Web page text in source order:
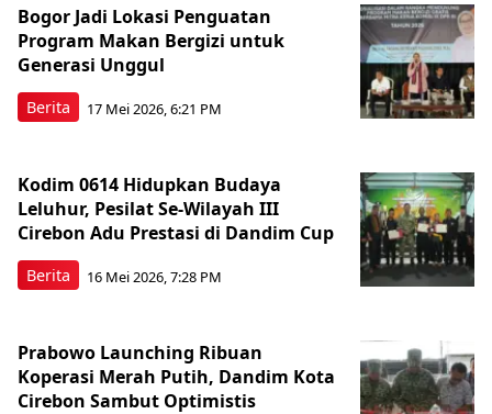
Berita
Bogor Jadi Lokasi Penguatan
Program Makan Bergizi untuk
Generasi Unggul
17 Mei 2026, 6:21 PM
Berita
Kodim 0614 Hidupkan Budaya
Leluhur, Pesilat Se-Wilayah III
Cirebon Adu Prestasi di Dandim Cup
16 Mei 2026, 7:28 PM
Prabowo Launching Ribuan
Koperasi Merah Putih, Dandim Kota
Cirebon Sambut Optimistis